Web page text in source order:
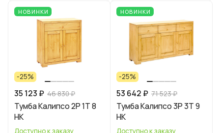
НОВИНКИ
-25%
35 123 ₽ 46 830 ₽
Тумба Калипсо 2P 1T 8
HK
Доступно к заказу
НОВИНКИ
-25%
53 642 ₽ 71 523 ₽
Тумба Калипсо 3P 3T 9
HK
Доступно к заказу